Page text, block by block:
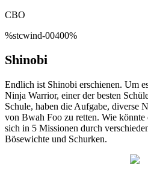
CBO
%stcwind-00400%
Shinobi
Endlich ist Shinobi erschienen. Um
Ninja Warrior, einer der besten
Schule, haben die Aufgabe, diverse
von Bwah Foo zu retten. Wie könnte
sich in 5 Missionen durch
Bösewichte und Schurken.